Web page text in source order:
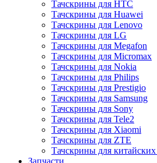
Тачскрины для HTC
Тачскрины для Huawei
Тачскрины для Lenovo
Тачскрины для LG
Тачскрины для Megafon
Тачскрины для Micromax
Тачскрины для Nokia
Тачскрины для Philips
Тачскрины для Prestigio
Тачскрины для Samsung
Тачскрины для Sony
Тачскрины для Tele2
Тачскрины для Xiaomi
Тачскрины для ZTE
Тачскрины для
Запчасти